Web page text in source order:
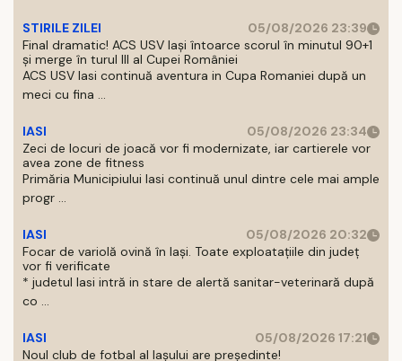
STIRILE ZILEI
05/08/2026 23:39
Final dramatic! ACS USV Iași întoarce scorul în minutul 90+1
și merge în turul III al Cupei României
ACS USV Iasi continuă aventura in Cupa Romaniei după un
meci cu fina ...
IASI
05/08/2026 23:34
Zeci de locuri de joacă vor fi modernizate, iar cartierele vor
avea zone de fitness
Primăria Municipiului Iasi continuă unul dintre cele mai ample
progr ...
IASI
05/08/2026 20:32
Focar de variolă ovină în Iași. Toate exploatațiile din județ
vor fi verificate
* judetul Iasi intră in stare de alertă sanitar-veterinară după
co ...
IASI
05/08/2026 17:21
Noul club de fotbal al Iașului are președinte!